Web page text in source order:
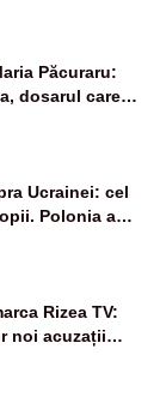
Păcuraru:
dosarul care
Ucrainei: cel
Polonia a
Rizea TV:
noi acuzații